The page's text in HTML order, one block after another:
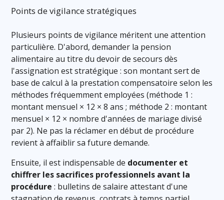
Points de vigilance stratégiques
Plusieurs points de vigilance méritent une attention
particulière. D'abord, demander la pension
alimentaire au titre du devoir de secours dès
l'assignation est stratégique : son montant sert de
base de calcul à la prestation compensatoire selon les
méthodes fréquemment employées (méthode 1 :
montant mensuel × 12 × 8 ans ; méthode 2 : montant
mensuel × 12 × nombre d'années de mariage divisé
par 2). Ne pas la réclamer en début de procédure
revient à affaiblir sa future demande.
Ensuite, il est indispensable de documenter et
chiffrer les sacrifices professionnels avant la
procédure : bulletins de salaire attestant d'une